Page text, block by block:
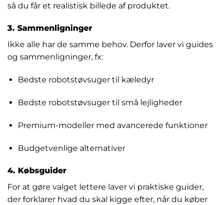
så du får et realistisk billede af produktet.
3. Sammenligninger
Ikke alle har de samme behov. Derfor laver vi guides
og sammenligninger, fx:
Bedste robotstøvsuger til kæledyr
Bedste robotstøvsuger til små lejligheder
Premium-modeller med avancerede funktioner
Budgetvenlige alternativer
4. Købsguider
For at gøre valget lettere laver vi praktiske guider,
der forklarer hvad du skal kigge efter, når du køber